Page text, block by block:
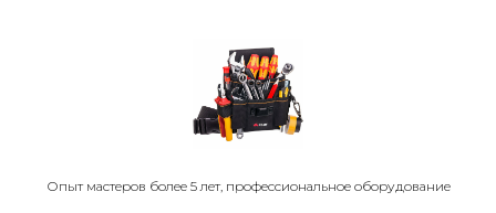
Опыт мастеров более 5 лет, профессиональное оборудование